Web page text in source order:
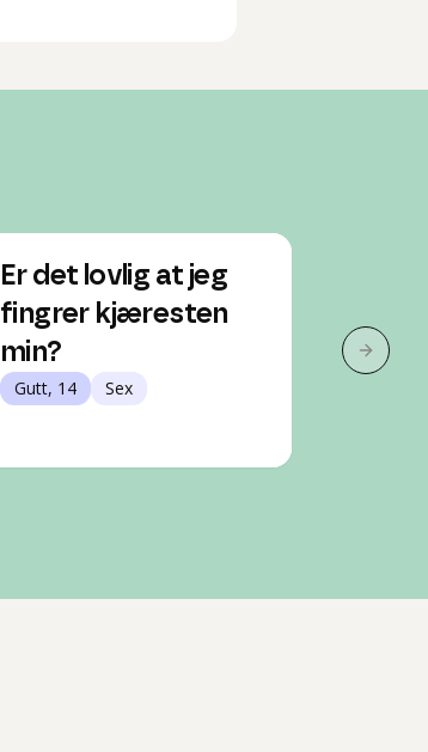
Er det lovlig at jeg
fingrer kjæresten
min?
Gutt, 14 Sex
hvaNeste